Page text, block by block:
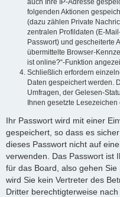
auch Ihre IP-Adresse
folgenden Aktionen
(dazu zählen Private
zentralen Profildaten (E-
Passwort) und gescheiterte
übermittelte Browser-
ist online?“-Funktion
Schließlich erfordern
Daten gespeichert werden.
Umfragen, der Gelesen-
Ihnen gesetzte
Ihr Passwort wird mit einer
gespeichert, so dass es
dieses Passwort nicht auf
verwenden. Das Passwort ist
für das Board, also gehen
wird Sie kein Vertreter des
Dritter berechtigterweise